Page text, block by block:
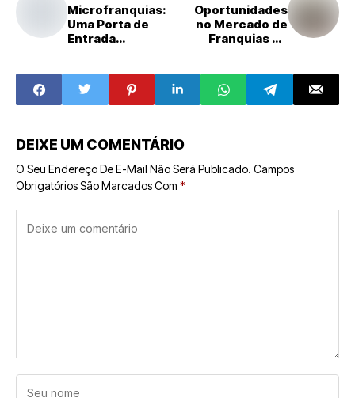
Microfranquias:
Uma Porta de
Entrada
Brasil
Oportunidades
no Mercado de
Franquias de
DEIXE UM COMENTÁRIO
O Seu Endereço De E-Mail Não Será Publicado. Campos
Obrigatórios São Marcados Com *